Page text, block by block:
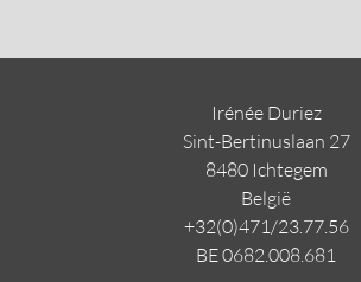
Irénée Duriez
Sint-Bertinuslaan 27
8480 Ichtegem
België
+32(0)471/23.77.56
BE 0682.008.681